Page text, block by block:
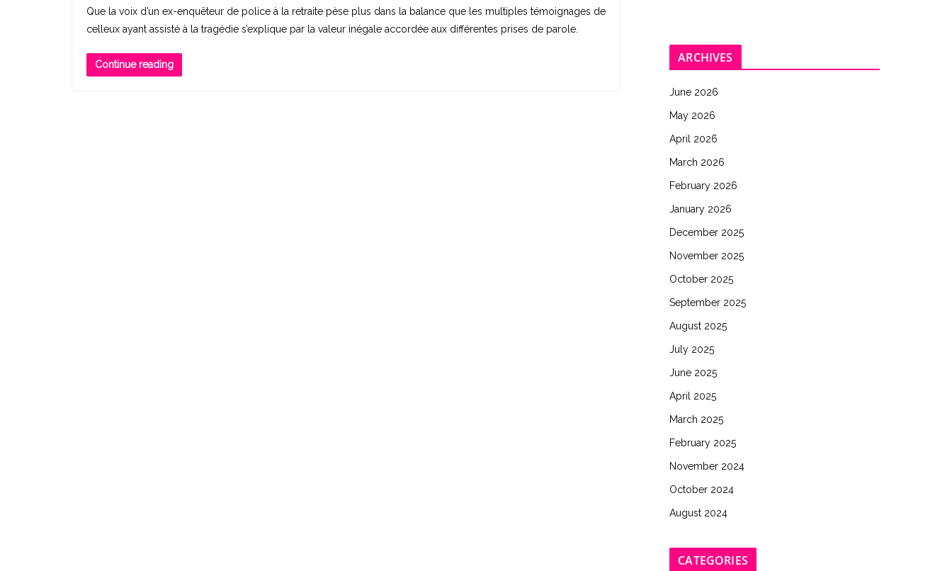
Que la voix d’un ex-enquêteur de police à la retraite pèse plus dans la balance que les multiples témoignages de
celleux ayant assisté à la tragédie s’explique par la valeur inégale accordée aux différentes prises de parole.
Continue reading ARCHIVES
June 2026
May 2026
April 2026
March 2026
February 2026
January 2026
December 2025
November 2025
October 2025
September 2025
August 2025
July 2025
June 2025
April 2025
March 2025
February 2025
November 2024
October 2024
August 2024
CATEGORIES